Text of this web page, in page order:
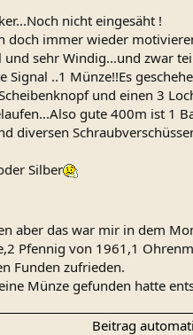
nicht eingesäht !
doch immer wieder
sehr Windig...und zwar
Signal ..1 Münze!!Es
und einen 3
gute 400m ist 1
diversen
Silber
aber das war mir in dem
Pfennig von 1961,1
Funden zufrieden.
Münze gefunden hatte
Beitrag